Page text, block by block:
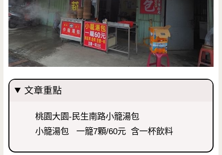
文章重點
桃園大園-民生南路小籠湯包
小籠湯包 一籠7顆/60元 含一杯飲料